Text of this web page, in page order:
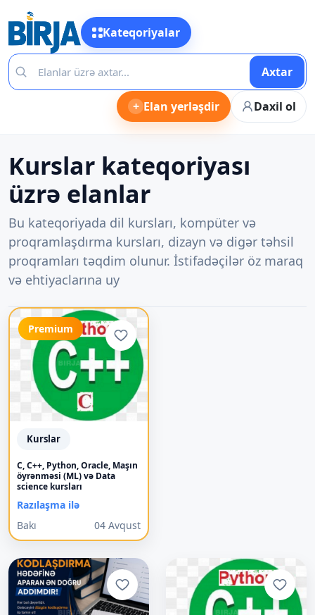
Kateqoriyalar
Axtar
+ Elan yerləşdir Daxil ol
Kurslar kateqoriyası
üzrə elanlar
Bu kateqoriyada dil kursları, kompüter və
proqramlaşdırma kursları, dizayn və digər təhsil
proqramları təqdim olunur. İstifadəçilər öz maraq
və ehtiyaclarına uy
Premium
Kurslar
C, C++, Python, Oracle, Maşın
öyrənməsi (ML) və Data
science kursları
Razılaşma ilə
Bakı
04 Avqust